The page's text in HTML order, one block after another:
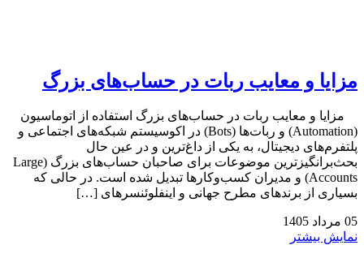
مزایا و معایب ربات در حساب‌های بزرگ
مزایا و معایب ربات در حساب‌های بزرگ استفاده از اتوماسیون
(Automation) و ربات‌ها (Bots) در اکوسیستم شبکه‌های اجتماعی و
پلتفرم‌های دیجیتال، به یکی از داغ‌ترین و در عین حال
بحث‌برانگیزترین موضوعات برای صاحبان حساب‌های بزرگ (Large
Accounts) و مدیران کسب‌وکارها تبدیل شده است. در حالی که
بسیاری از برندهای مطرح جهانی و اینفلوئنسرهای […]
05 مرداد 1405
نمایش بیشتر